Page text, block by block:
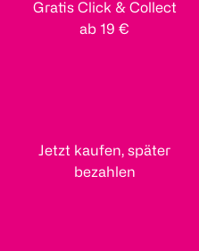
Gratis Click & Collect
ab 19 €
Jetzt kaufen, später
bezahlen